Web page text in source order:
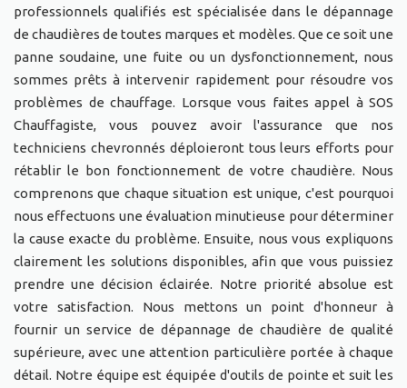
professionnels qualifiés est spécialisée dans le dépannage
de chaudières de toutes marques et modèles. Que ce soit une
panne soudaine, une fuite ou un dysfonctionnement, nous
sommes prêts à intervenir rapidement pour résoudre vos
problèmes de chauffage. Lorsque vous faites appel à SOS
Chauffagiste, vous pouvez avoir l'assurance que nos
techniciens chevronnés déploieront tous leurs efforts pour
rétablir le bon fonctionnement de votre chaudière. Nous
comprenons que chaque situation est unique, c'est pourquoi
nous effectuons une évaluation minutieuse pour déterminer
la cause exacte du problème. Ensuite, nous vous expliquons
clairement les solutions disponibles, afin que vous puissiez
prendre une décision éclairée. Notre priorité absolue est
votre satisfaction. Nous mettons un point d'honneur à
fournir un service de dépannage de chaudière de qualité
supérieure, avec une attention particulière portée à chaque
détail. Notre équipe est équipée d'outils de pointe et suit les